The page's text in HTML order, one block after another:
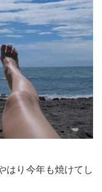
はり今年も焼けてし